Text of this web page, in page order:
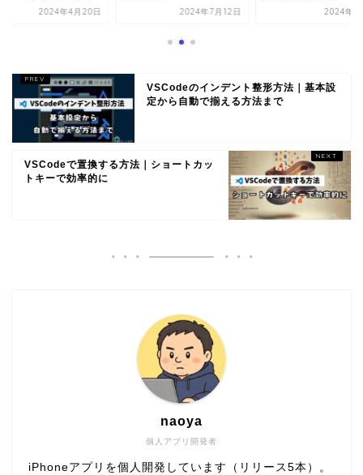
2024年4月20日 2024年7月12日 2024年4
VSCodeのインデント整形方法｜基本設
定から自動で揃える方法まで
VSCodeで置換する方法｜ショートカッ
トキーで効率的に
個人アプリ開発者
naoya
iPhoneアプリを個人開発しています（リリース5本）。